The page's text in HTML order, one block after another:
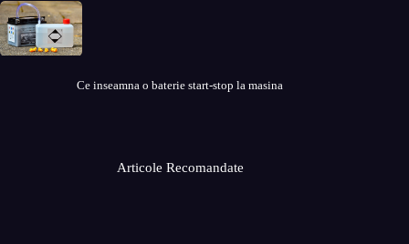
Ce inseamna o baterie start-stop la masina
Articole Recomandate